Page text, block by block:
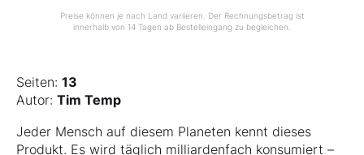
Preise können je nach Land variieren. Der Rechnungsbetrag ist
innerhalb von 14 Tagen ab Bestelleingang zu begleichen.
Seiten: 13
Autor: Tim Temp
Jeder Mensch auf diesem Planeten kennt dieses
Produkt. Es wird täglich milliardenfach konsumiert –